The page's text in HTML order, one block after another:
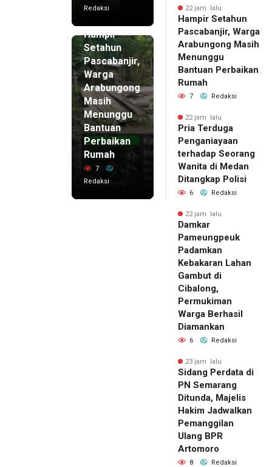
Redaksi
Hampir
Setahun
Pascabanjir,
Warga
Arabungong
Masih
Menunggu
Bantuan
Perbaikan
Rumah
7
Redaksi
22 jam lalu
Hampir Setahun
Pascabanjir, Warga
Arabungong Masih
Menunggu
Bantuan Perbaikan
Rumah
7 Redaksi
22 jam lalu
Pria Terduga
Penganiayaan
terhadap Seorang
Wanita di Medan
Ditangkap Polisi
6 Redaksi
22 jam lalu
Damkar
Pameungpeuk
Padamkan
Kebakaran Lahan
Gambut di
Cibalong,
Permukiman
Warga Berhasil
Diamankan
6 Redaksi
23 jam lalu
Sidang Perdata di
PN Semarang
Ditunda, Majelis
Hakim Jadwalkan
Pemanggilan
Ulang BPR
Artomoro
8 Redaksi